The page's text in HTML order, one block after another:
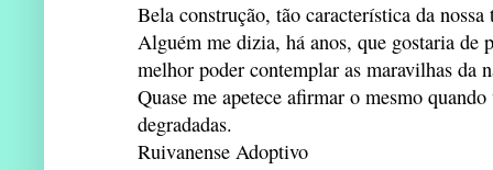
Bela construção, tão característica da nossa
Alguém me dizia, há anos, que gostaria de
melhor poder contemplar as maravilhas da
Quase me apetece afirmar o mesmo
degradadas.
Ruivanense Adoptivo